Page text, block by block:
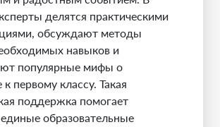
делятся практическими
обсуждают методы
навыков и
популярные мифы о
к первому классу. Такая
поддержка помогает
образовательные